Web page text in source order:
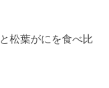
松葉がにを食べ比